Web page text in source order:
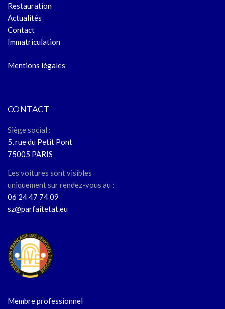
Restauration
Actualités
Contact
Immatriculation
Mentions légales
CONTACT
Siège social :
5, rue du Petit Pont
75005 PARIS
Les voitures sont visibles
uniquement sur rendez-vous au :
06 24 47 74 09
sz@parfaitetat.eu
Membre professionnel